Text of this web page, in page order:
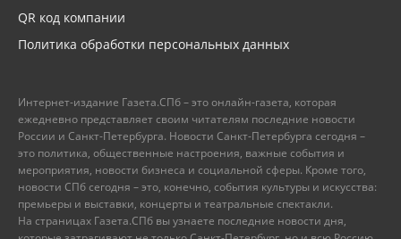
QR код компании
Политика обработки персональных данных
Интернет-издание Газета.СПб – это онлайн-газета, которая
ежедневно представляет своим читателям последние новости
России и Санкт-Петербурга. Новости Санкт-Петербурга сегодня –
это политика, общественные настроения, важные события и
мероприятия, новости бизнеса и социальной сферы. Кроме того,
новости СПб сегодня – это, конечно, события культуры и искусства:
премьеры и выставки, концерты и театральные спектакли.
На страницах Газета.СПб вы узнаете последние новости дня,